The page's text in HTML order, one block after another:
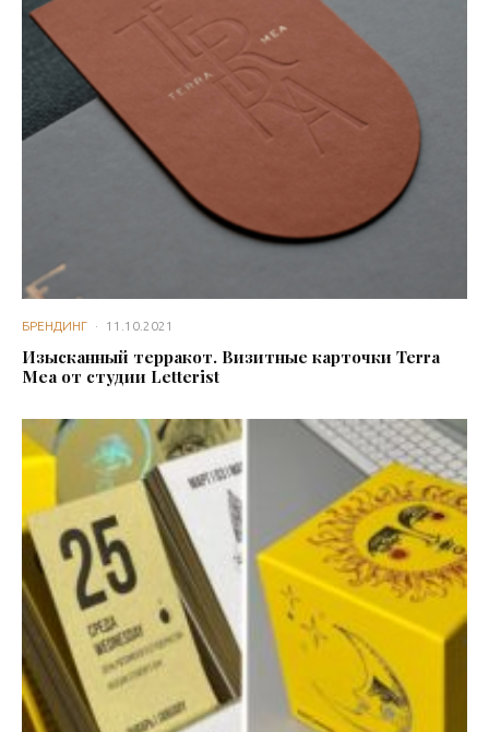
БРЕНДИНГ · 11.10.2021
Изысканный терракот. Визитные карточки Terra
Mea от студии Letterist